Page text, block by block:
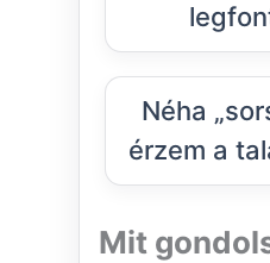
Néha
érzem a
Mit